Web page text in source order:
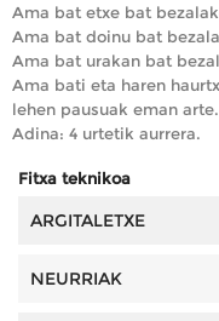
Ama bat etxe bat
Ama bat doinu bat
Ama bat urakan bat
Ama bati eta haren
lehen pausuak eman arte.
Adina: 4 urtetik aurrera.
Fitxa teknikoa
ARGITALETXE
NEURRIAK